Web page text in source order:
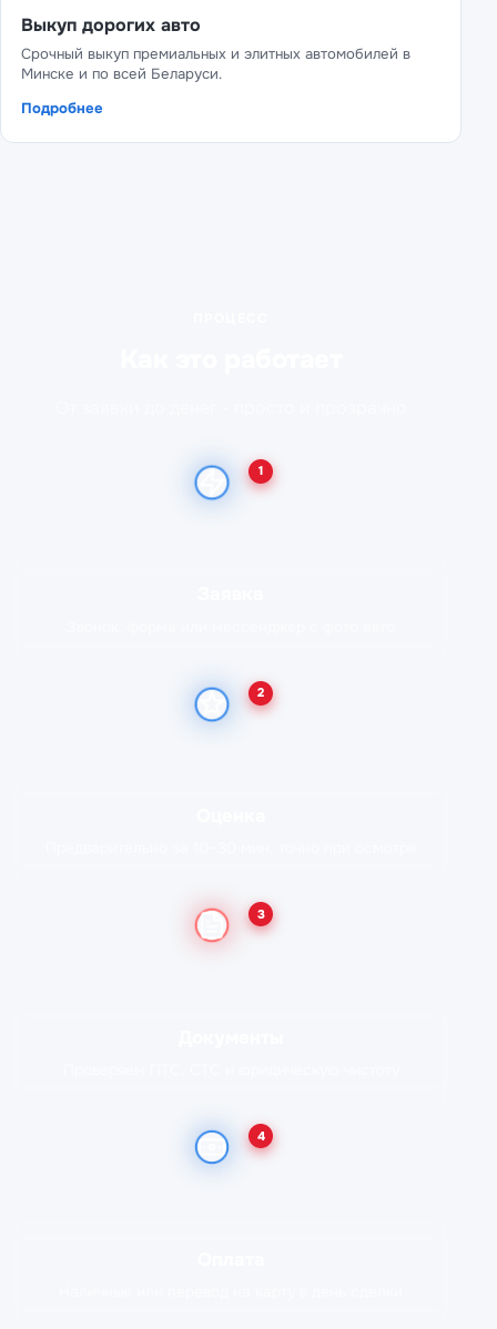
Выкуп дорогих авто
Срочный выкуп премиальных и элитных автомобилей в
Минске и по всей Беларуси.
Подробнее
1
2
3
4